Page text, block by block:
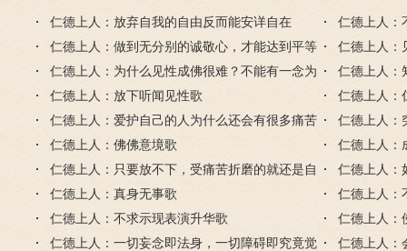
仁德上人：放弃自我的自由反而能安详自在
仁德上人：
仁德上人：做到无分别的诚敬心，才能达到平等
的智慧心
仁德上人：
仁德上人：为什么见性成佛很难？不能有一念为
己的自由心
仁德上人：
仁德上人：放下听闻见性歌
仁德上人：
仁德上人：爱护自己的人为什么还会有很多痛苦
烦恼？
仁德上人：
仁德上人：佛佛意境歌
仁德上人：
仁德上人：只要放不下，受痛苦折磨的就还是自
己
仁德上人：
仁德上人：真身无事歌
仁德上人：
仁德上人：不求示现表演升华歌
仁德上人：
仁德上人：一切妄念即法身，一切障碍即究竟觉
仁德上人：